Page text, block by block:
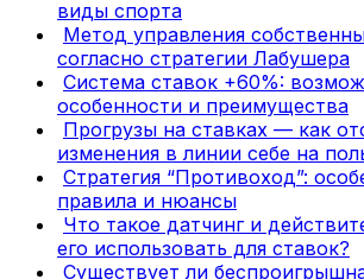
виды спорта
Метод управления
согласно стратегии Лабушера
Система ставок +60%:
особенности и преимущества
Прогрузы на ставках — как
изменения в линии себе на
Стратегия “Противоход”:
правила и нюансы
Что такое датчинг и
его использовать для ставок?
Существует ли